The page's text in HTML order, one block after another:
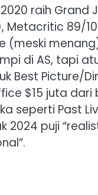
raih
89/
(meski
di AS, tapi
Best Picture/
$15 juta
seperti Past
2024 puji